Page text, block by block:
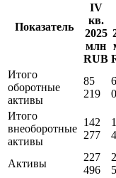
Показатель
IV
кв.
2025
млн
RUB
Итого
оборотные
активы
85
219
Итого
внеоборотные
активы
142
277
Активы
227
496